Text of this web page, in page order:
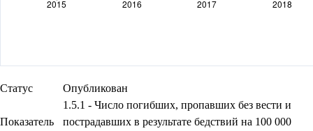
Статус Опубликован
Показатель
1.5.1 - Число погибших, пропавших без вести и
пострадавших в результате бедствий на 100 000